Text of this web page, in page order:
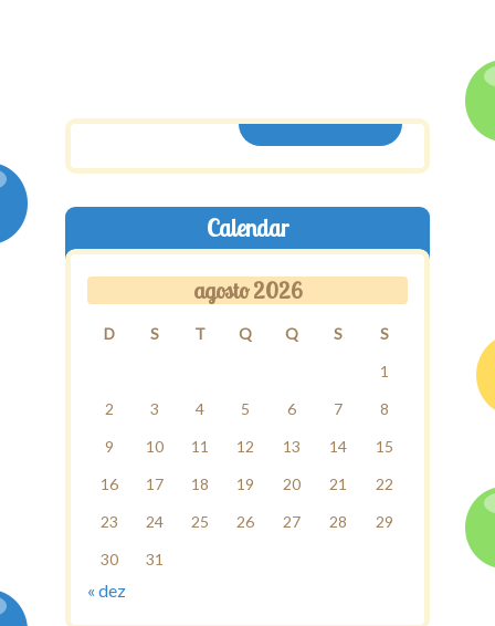
ASSINE AQUI
Calendar
agosto 2026
D S T Q Q S
S
1
2
3 4 5 6 7
8
9
10 11 12 13 14
15
16
17 18 19 20 21
22
23
24 25 26 27 28
29
30
31
« dez